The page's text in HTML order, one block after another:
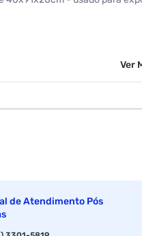
Ver
de Atendimento Pós